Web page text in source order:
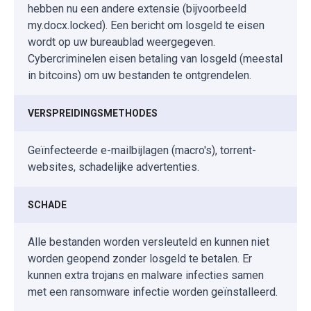
hebben nu een andere extensie (bijvoorbeeld
my.docx.locked). Een bericht om losgeld te eisen
wordt op uw bureaublad weergegeven.
Cybercriminelen eisen betaling van losgeld (meestal
in bitcoins) om uw bestanden te ontgrendelen.
VERSPREIDINGSMETHODES
Geïnfecteerde e-mailbijlagen (macro's), torrent-
websites, schadelijke advertenties.
SCHADE
Alle bestanden worden versleuteld en kunnen niet
worden geopend zonder losgeld te betalen. Er
kunnen extra trojans en malware infecties samen
met een ransomware infectie worden geïnstalleerd.